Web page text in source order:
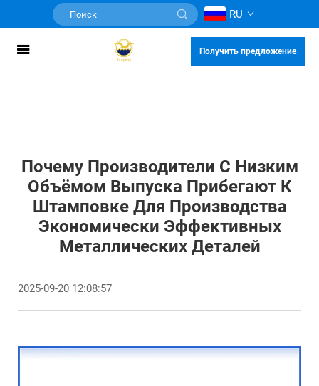
RU
Получить предложение
Почему Производители С Низким
Объёмом Выпуска Прибегают К
Штамповке Для Производства
Экономически Эффективных
Металлических Деталей
2025-09-20 12:08:57